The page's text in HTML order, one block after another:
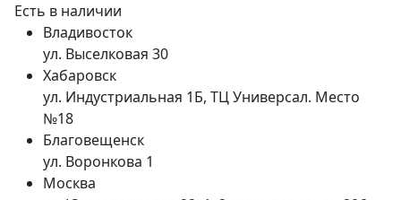
Есть в наличии
Владивосток
ул. Выселковая 30
Хабаровск
ул. Индустриальная 1Б, ТЦ Универсал. Место
№18
Благовещенск
ул. Воронкова 1
Москва